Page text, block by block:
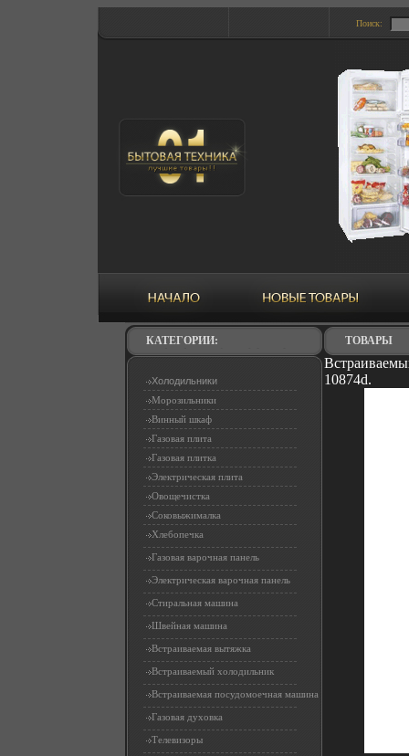
Поиск:
КАТЕГОРИИ:
Холодильники
Морозильники
Винный шкаф
Газовая плита
Газовая плитка
Электрическая плита
Овощечистка
Соковыжималка
Хлебопечка
Газовая варочная панель
Электрическая варочная панель
Стиральная машина
Швейная машина
Встраиваемая вытяжка
Встраиваемый холодильник
Встраиваемая посудомоечная машина
Газовая духовка
Телевизоры
ТОВАРЫ
10874d.